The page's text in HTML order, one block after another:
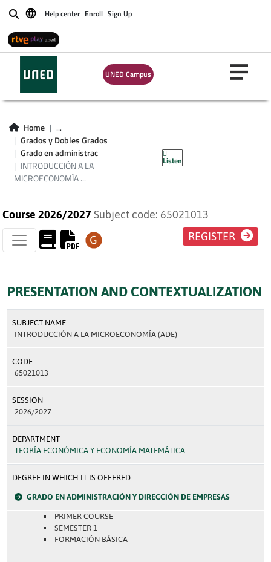
BuscarHelp center Enroll Sign Up
UNED Campus
Home
...
Grados y Dobles Grados
Grado en administrac
INTRODUCCIÓN A LA
MICROECONOMÍA ...
Listen
INTRODUCCIÓN A
LA
MICROECONOMÍA
(ADE)
Course 2026/2027 Subject code: 65021013
REGISTER
PRESENTATION AND CONTEXTUALIZATION
SUBJECT NAME
INTRODUCCIÓN A LA MICROECONOMÍA (ADE)
CODE
65021013
SESSION
2026/2027
DEPARTMENT
TEORÍA ECONÓMICA Y ECONOMÍA MATEMÁTICA
DEGREE IN WHICH IT IS OFFERED
GRADO EN ADMINISTRACIÓN Y DIRECCIÓN DE EMPRESAS
PRIMER COURSE
SEMESTER 1
FORMACIÓN BÁSICA